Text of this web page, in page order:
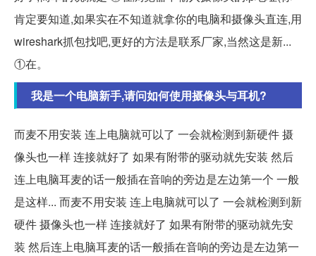
肯定要知道,如果实在不知道就拿你的电脑和摄像头直连,用
wireshark抓包找吧,更好的方法是联系厂家,当然这是新...
①在。
我是一个电脑新手,请问如何使用摄像头与耳机?
而麦不用安装 连上电脑就可以了 一会就检测到新硬件 摄
像头也一样 连接就好了 如果有附带的驱动就先安装 然后
连上电脑耳麦的话一般插在音响的旁边是左边第一个 一般
是这样... 而麦不用安装 连上电脑就可以了 一会就检测到新
硬件 摄像头也一样 连接就好了 如果有附带的驱动就先安
装 然后连上电脑耳麦的话一般插在音响的旁边是左边第一